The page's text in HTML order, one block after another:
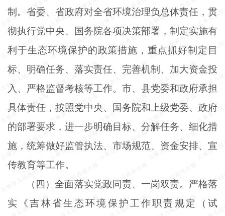
制。省委、省政府对全省环境治理负总体责任，贯
彻执行党中央、国务院各项决策部署，制定实施有
利于生态环境保护的政策措施，重点抓好制定目
标、明确任务、落实责任、完善机制、加大资金投
入、严格监督考核等工作。市、县党委和政府承担
具体责任，按照党中央、国务院和上级党委、政府
的部署要求，进一步明确目标、分解任务、细化措
施，统筹做好监管执法、市场规范、资金安排、宣
传教育等工作。
（四）全面落实党政同责、一岗双责。严格落
实《吉林省生态环境保护工作职责规定（试